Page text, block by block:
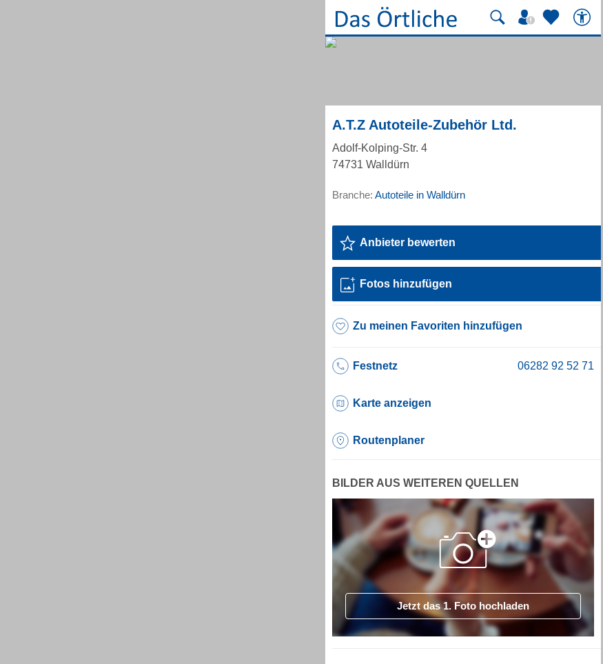
A.T.Z Autoteile-Zubehör Ltd.
Adolf-Kolping-Str. 4
74731 Walldürn
Branche: Autoteile in Walldürn
Anbieter bewerten
Fotos hinzufügen
Zu meinen Favoriten hinzufügen
Festnetz
Karte anzeigen
Routenplaner
BILDER AUS WEITEREN QUELLEN
Jetzt das 1. Foto hochladen